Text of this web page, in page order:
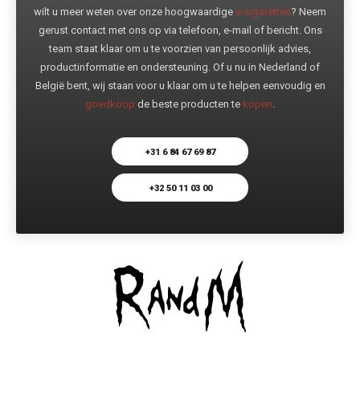
wilt u meer weten over onze hoogwaardige e-sigaretten? Neem
gerust contact met ons op via telefoon, e-mail of bericht. Ons
team staat klaar om u te voorzien van persoonlijk advies,
productinformatie en ondersteuning. Of u nu in Nederland of
België bent, wij staan voor u klaar om u te helpen eenvoudig en
goedkoop de beste producten te kopen.
+31 6 84 67 69 87
+32 50 11 03 00